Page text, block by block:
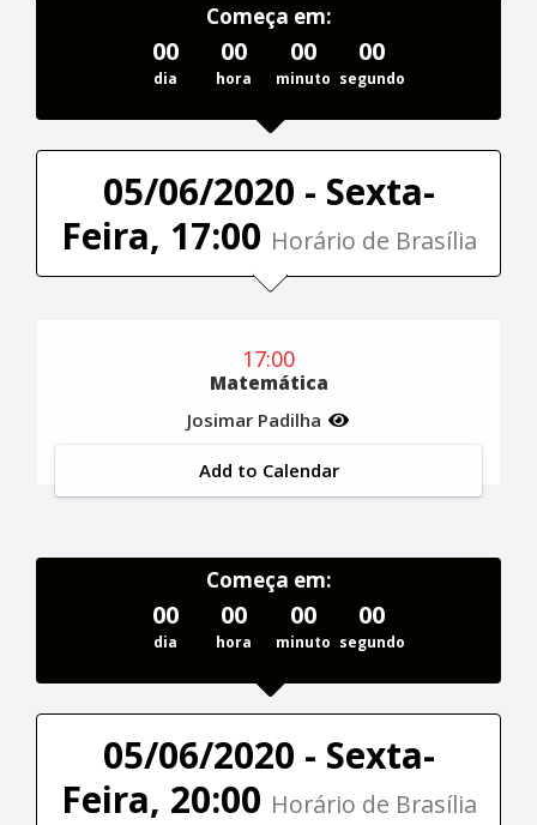
Começa em:
00
dia
00
hora
00
minuto
00
segundo
05/06/2020 - Sexta-
Feira, 17:00 Horário de Brasília
17:00
Matemática
Josimar Padilha
Add to Calendar
Começa em:
00
dia
00
hora
00
minuto
00
segundo
05/06/2020 - Sexta-
Feira, 20:00 Horário de Brasília